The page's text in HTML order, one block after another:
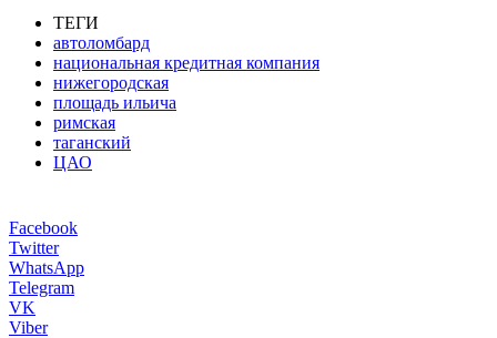
ТЕГИ
автоломбард
национальная кредитная компания
нижегородская
площадь ильича
римская
таганский
ЦАО
Facebook
Twitter
WhatsApp
Telegram
VK
Viber